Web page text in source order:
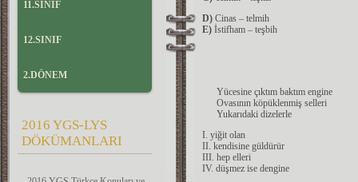
11.SINIF
12.SINIF
2.DÖNEM
2016 YGS-LYS
DÖKÜMANLARI
D) Cinas – telmih
E) İstifham – teşbih
Yücesine çıktım baktım engine
Ovasının köpüklenmiş selleri
Yukarıdaki dizelerle
I. yiğit olan
II. kendisine güldürür
III. hep elleri
IV. düşmez ise dengine